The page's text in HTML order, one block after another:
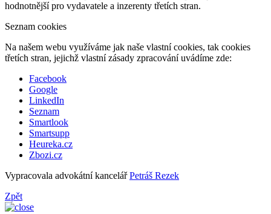
hodnotnější pro vydavatele a inzerenty třetích stran.
Seznam cookies
Na našem webu využíváme jak naše vlastní cookies, tak cookies
třetích stran, jejichž vlastní zásady zpracování uvádíme zde:
Facebook
Google
LinkedIn
Seznam
Smartlook
Smartsupp
Heureka.cz
Zbozi.cz
Vypracovala advokátní kancelářPetráš Rezek
Zpět